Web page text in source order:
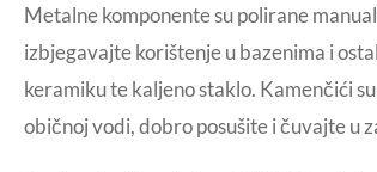
Metalne komponente su polirane
izbjegavajte korištenje u bazenima i
keramiku te kaljeno staklo. Kamenčići
običnoj vodi, dobro posušite i čuvajte u